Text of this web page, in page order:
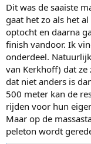
Dit was de saaiste
gaat het zo als het
optocht en daarna
finish vandoor. Ik
onderdeel.
van Kerkhoff) dat ze
dat niet anders is
500 meter kan de
rijden voor hun
Maar op de
peleton wordt